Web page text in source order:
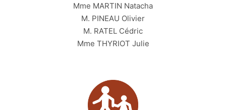
Mme MARTIN Natacha
M. PINEAU Olivier
M. RATEL Cédric
Mme THYRIOT Julie